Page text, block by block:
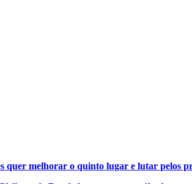
quer melhorar o quinto lugar e lutar pelos